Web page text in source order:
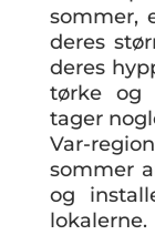
sommer,
deres
deres
tørke og
tager
Var-
sommer
og
lokalerne.